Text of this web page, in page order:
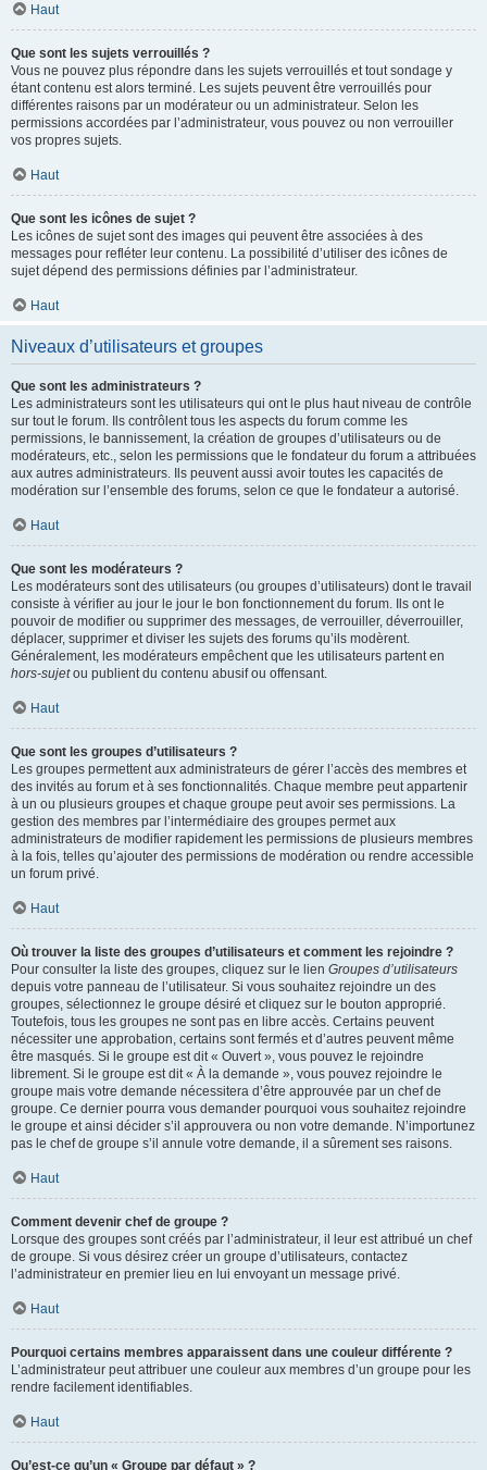
Haut
Que sont les sujets verrouillés ?
Vous ne pouvez plus répondre dans les sujets verrouillés et tout sondage y
étant contenu est alors terminé. Les sujets peuvent être verrouillés pour
différentes raisons par un modérateur ou un administrateur. Selon les
permissions accordées par l’administrateur, vous pouvez ou non verrouiller
vos propres sujets.
Haut
Que sont les icônes de sujet ?
Les icônes de sujet sont des images qui peuvent être associées à des
messages pour refléter leur contenu. La possibilité d’utiliser des icônes de
sujet dépend des permissions définies par l’administrateur.
Haut
Niveaux d’utilisateurs et groupes
Que sont les administrateurs ?
Les administrateurs sont les utilisateurs qui ont le plus haut niveau de contrôle
sur tout le forum. Ils contrôlent tous les aspects du forum comme les
permissions, le bannissement, la création de groupes d’utilisateurs ou de
modérateurs, etc., selon les permissions que le fondateur du forum a attribuées
aux autres administrateurs. Ils peuvent aussi avoir toutes les capacités de
modération sur l’ensemble des forums, selon ce que le fondateur a autorisé.
Haut
Que sont les modérateurs ?
Les modérateurs sont des utilisateurs (ou groupes d’utilisateurs) dont le travail
consiste à vérifier au jour le jour le bon fonctionnement du forum. Ils ont le
pouvoir de modifier ou supprimer des messages, de verrouiller, déverrouiller,
déplacer, supprimer et diviser les sujets des forums qu’ils modèrent.
Généralement, les modérateurs empêchent que les utilisateurs partent en
hors-sujetou publient du contenu abusif ou offensant.
Haut
Que sont les groupes d’utilisateurs ?
Les groupes permettent aux administrateurs de gérer l’accès des membres et
des invités au forum et à ses fonctionnalités. Chaque membre peut appartenir
à un ou plusieurs groupes et chaque groupe peut avoir ses permissions. La
gestion des membres par l’intermédiaire des groupes permet aux
administrateurs de modifier rapidement les permissions de plusieurs membres
à la fois, telles qu’ajouter des permissions de modération ou rendre accessible
un forum privé.
Haut
Où trouver la liste des groupes d’utilisateurs et comment les rejoindre ?
Pour consulter la liste des groupes, cliquez sur le lien Groupes d’utilisateurs
depuis votre panneau de l’utilisateur. Si vous souhaitez rejoindre un des
groupes, sélectionnez le groupe désiré et cliquez sur le bouton approprié.
Toutefois, tous les groupes ne sont pas en libre accès. Certains peuvent
nécessiter une approbation, certains sont fermés et d’autres peuvent même
être masqués. Si le groupe est dit « Ouvert », vous pouvez le rejoindre
librement. Si le groupe est dit « À la demande », vous pouvez rejoindre le
groupe mais votre demande nécessitera d’être approuvée par un chef de
groupe. Ce dernier pourra vous demander pourquoi vous souhaitez rejoindre
le groupe et ainsi décider s’il approuvera ou non votre demande. N’importunez
pas le chef de groupe s’il annule votre demande, il a sûrement ses raisons.
Haut
Comment devenir chef de groupe ?
Lorsque des groupes sont créés par l’administrateur, il leur est attribué un chef
de groupe. Si vous désirez créer un groupe d’utilisateurs, contactez
l’administrateur en premier lieu en lui envoyant un message privé.
Haut
Pourquoi certains membres apparaissent dans une couleur différente ?
L’administrateur peut attribuer une couleur aux membres d’un groupe pour les
rendre facilement identifiables.
Haut
Qu’est-ce qu’un « Groupe par défaut » ?